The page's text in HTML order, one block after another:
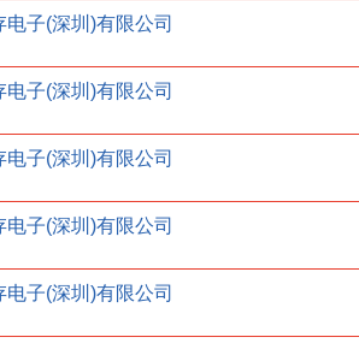
电子(深圳)有限公司
电子(深圳)有限公司
电子(深圳)有限公司
电子(深圳)有限公司
电子(深圳)有限公司